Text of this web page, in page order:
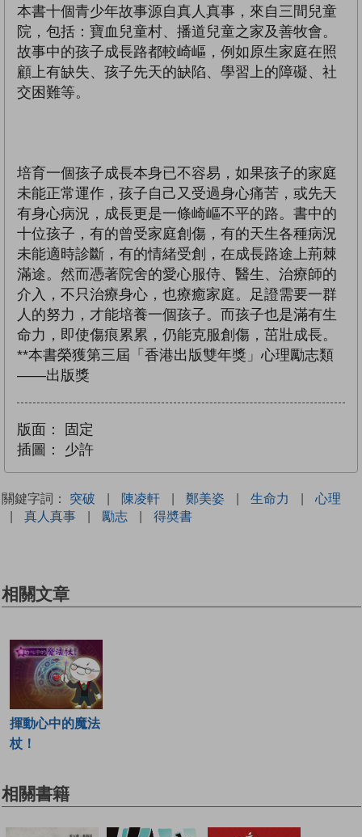
本書十個青少年故事源自真人真事，來自三間兒童
院，包括：寶血兒童村、播道兒童之家及善牧會。
故事中的孩子成長路都較崎嶇，例如原生家庭在照
顧上有缺失、孩子先天的缺陷、學習上的障礙、社
交困難等。
培育一個孩子成長本身已不容易，如果孩子的家庭
未能正常運作，孩子自己又受過身心痛苦，或先天
有身心病況，成長更是一條崎嶇不平的路。書中的
十位孩子，有的曾受家庭創傷，有的天生各種病況
未能適時診斷，有的情緒受創，在成長路途上荊棘
滿途。然而憑著院舍的愛心服侍、醫生、治療師的
介入，不只治療身心，也療癒家庭。足證需要一群
人的努力，才能培養一個孩子。而孩子也是滿有生
命力，即使傷痕累累，仍能克服創傷，茁壯成長。
**本書榮獲第三屆「香港出版雙年獎」心理勵志類
——出版獎
版面：
固定
插圖：
少許
關鍵字詞： 突破 | 陳凌軒 | 鄭美姿 | 生命力 |
心理
|
真人真事 | 勵志 | 得奬書
相關文章
揮動心中的魔法
杖！
相關書籍